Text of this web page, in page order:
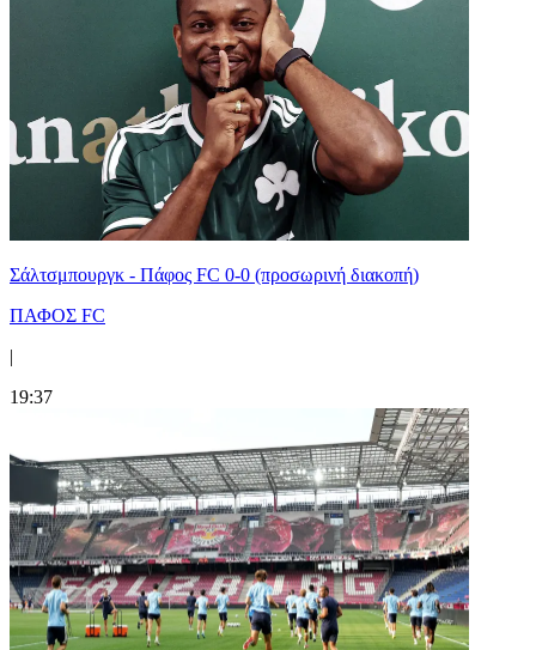
Σάλτσμπουργκ - Πάφος FC 0-0 (προσωρινή διακοπή)
ΠΑΦΟΣ FC
|
19:37